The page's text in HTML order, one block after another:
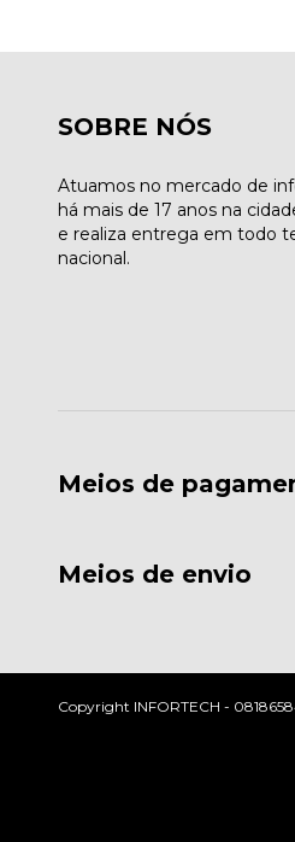
SOBRE NÓS
Atuamos no mercado de
há mais de 17 anos na
e realiza entrega em todo
nacional.
Meios de
Meios de envio
Copyright INFORTECH -